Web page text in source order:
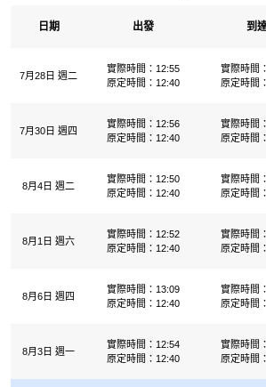
日期 出發 到
7月28日 週二
實際時間：12:55
原定時間：12:40
實際時間
原定時間
7月30日 週四
實際時間：12:56
原定時間：12:40
實際時間
原定時間
8月4日 週二
實際時間：12:50
原定時間：12:40
實際時間
原定時間
8月1日 週六
實際時間：12:52
原定時間：12:40
實際時間
原定時間
8月6日 週四
實際時間：13:09
原定時間：12:40
實際時間
原定時間
8月3日 週一
實際時間：12:54
原定時間：12:40
實際時間
原定時間